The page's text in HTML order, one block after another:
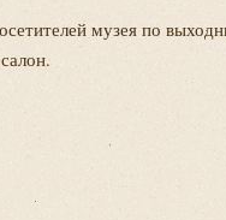
музея по